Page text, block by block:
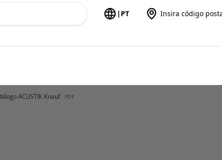
| PT Insira código